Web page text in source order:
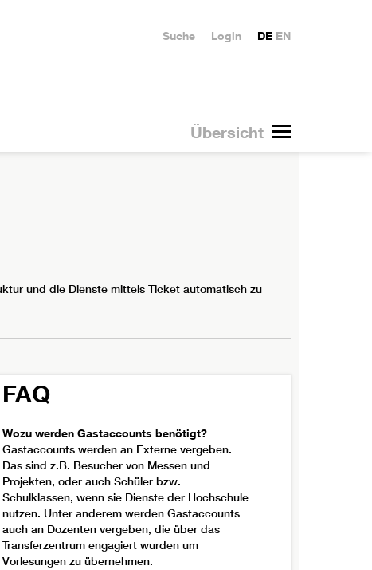
Übersicht
DE EN
Login
Suche
und die Dienste mittels Ticket automatisch zu
FAQ
Wozu werden Gastaccounts benötigt?
Gastaccounts werden an Externe vergeben.
Das sind z.B. Besucher von Messen und
Projekten, oder auch Schüler bzw.
Schulklassen, wenn sie Dienste der Hochschule
nutzen. Unter anderem werden Gastaccounts
auch an Dozenten vergeben, die über das
Transferzentrum engagiert wurden um
Vorlesungen zu übernehmen.